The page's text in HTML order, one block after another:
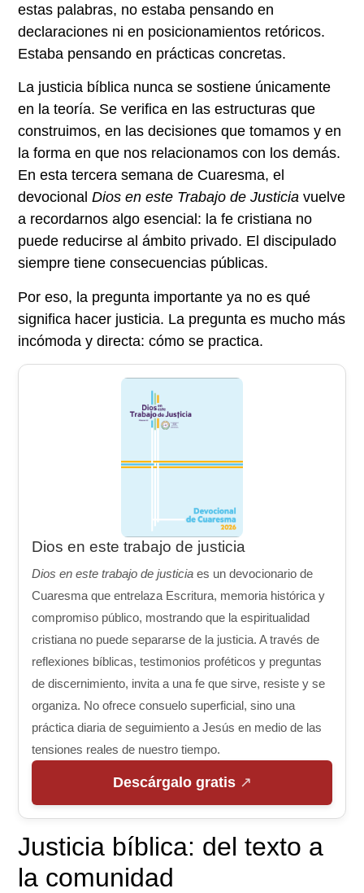
estas palabras, no estaba pensando en
declaraciones ni en posicionamientos retóricos.
Estaba pensando en prácticas concretas.
La justicia bíblica nunca se sostiene únicamente
en la teoría. Se verifica en las estructuras que
construimos, en las decisiones que tomamos y en
la forma en que nos relacionamos con los demás.
En esta tercera semana de Cuaresma, el
devocionalDios en este Trabajo de Justicia vuelve
a recordarnos algo esencial: la fe cristiana no
puede reducirse al ámbito privado. El discipulado
siempre tiene consecuencias públicas.
Por eso, la pregunta importante ya no es qué
significa hacer justicia. La pregunta es mucho más
incómoda y directa:cómo se practica.
Dios en este trabajo de justicia
Dios en este trabajo de justicia es un devocionario de
Cuaresma que entrelaza Escritura, memoria histórica y
compromiso público, mostrando que la espiritualidad
cristiana no puede separarse de la justicia. A través de
reflexiones bíblicas, testimonios proféticos y preguntas
de discernimiento, invita a una fe que sirve, resiste y se
organiza. No ofrece consuelo superficial, sino una
práctica diaria de seguimiento a Jesús en medio de las
tensiones reales de nuestro tiempo.
Descárgalo gratis
Justicia bíblica: del texto a
la comunidad